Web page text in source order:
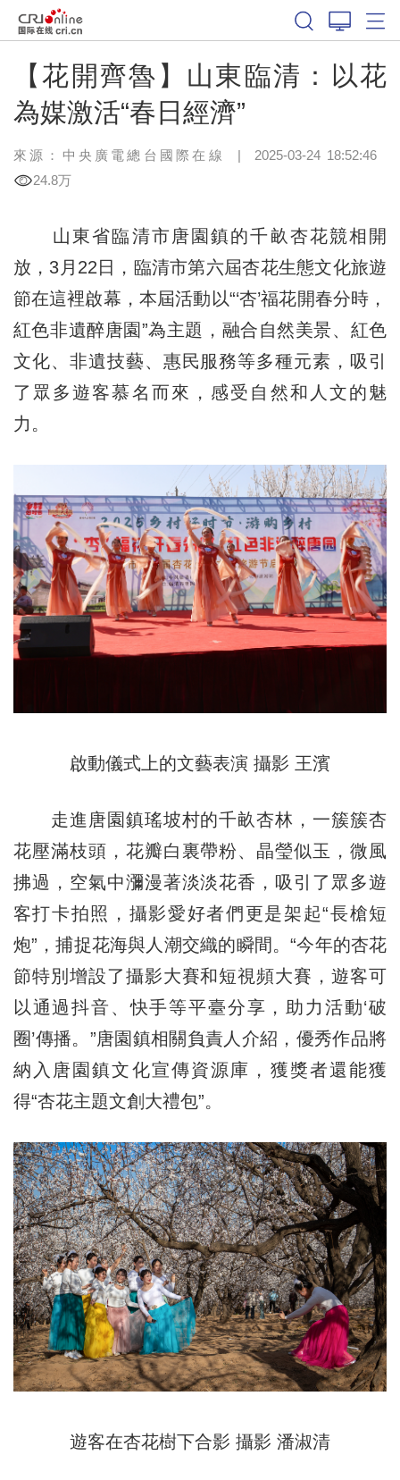
【花開齊魯】山東臨清：以花
為媒激活“春日經濟”
來源：中央廣電總台國際在線 | 2025-03-24 18:52:46
24.8万
山東省臨清市唐園鎮的千畝杏花競相開
放，3月22日，臨清市第六屆杏花生態文化旅遊
節在這裡啟幕，本屆活動以“‘杏’福花開春分時，
紅色非遺醉唐園”為主題，融合自然美景、紅色
文化、非遺技藝、惠民服務等多種元素，吸引
了眾多遊客慕名而來，感受自然和人文的魅
力。
啟動儀式上的文藝表演 攝影 王濱
走進唐園鎮瑤坡村的千畝杏林，一簇簇杏
花壓滿枝頭，花瓣白裏帶粉、晶瑩似玉，微風
拂過，空氣中瀰漫著淡淡花香，吸引了眾多遊
客打卡拍照，攝影愛好者們更是架起“長槍短
炮”，捕捉花海與人潮交織的瞬間。“今年的杏花
節特別增設了攝影大賽和短視頻大賽，遊客可
以通過抖音、快手等平臺分享，助力活動‘破
圈’傳播。”唐園鎮相關負責人介紹，優秀作品將
納入唐園鎮文化宣傳資源庫，獲獎者還能獲
得“杏花主題文創大禮包”。
遊客在杏花樹下合影 攝影 潘淑清